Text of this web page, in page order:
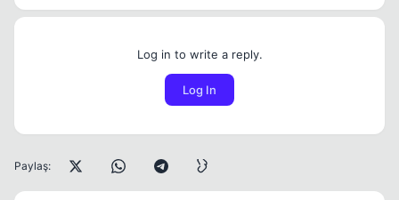
Log in to write a reply.
Log In
Paylaş: